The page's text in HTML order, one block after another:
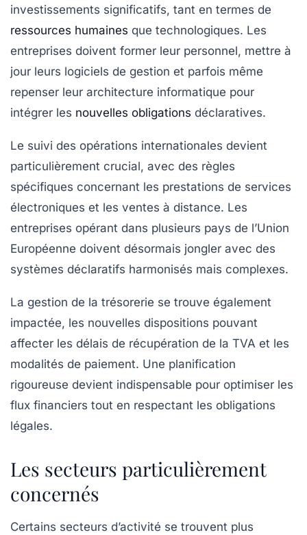
investissements significatifs, tant en termes de
ressources humaines que technologiques. Les
entreprises doivent former leur personnel, mettre à
jour leurs logiciels de gestion et parfois même
repenser leur architecture informatique pour
intégrer les nouvelles obligations déclaratives.
Le suivi des opérations internationales devient
particulièrement crucial, avec des règles
spécifiques concernant les prestations de services
électroniques et les ventes à distance. Les
entreprises opérant dans plusieurs pays de l’Union
Européenne doivent désormais jongler avec des
systèmes déclaratifs harmonisés mais complexes.
La gestion de la trésorerie se trouve également
impactée, les nouvelles dispositions pouvant
affecter les délais de récupération de la TVA et les
modalités de paiement. Une planification
rigoureuse devient indispensable pour optimiser les
flux financiers tout en respectant les obligations
légales.
Les secteurs particulièrement
concernés
Certains secteurs d’activité se trouvent plus